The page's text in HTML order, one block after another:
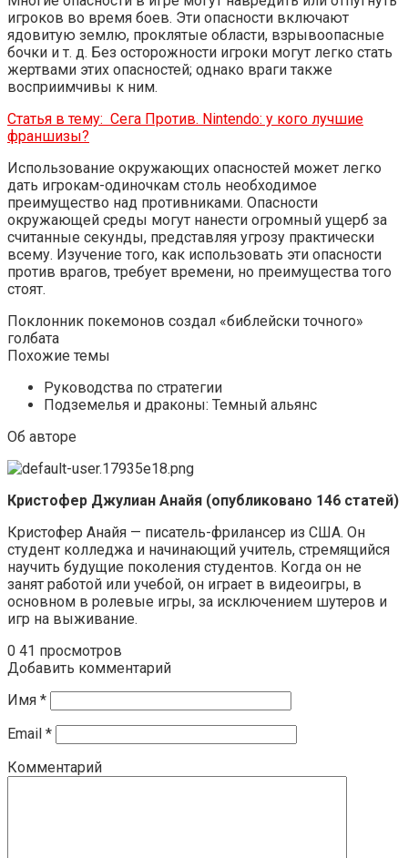
игроков во время боев. Эти опасности включают
ядовитую землю, проклятые области, взрывоопасные
бочки и т. д. Без осторожности игроки могут легко стать
жертвами этих опасностей; однако враги также
восприимчивы к ним.
Статья в тему: Сега Против. Nintendo: у кого лучшие
франшизы?
Использование окружающих опасностей может легко
дать игрокам-одиночкам столь необходимое
преимущество над противниками. Опасности
окружающей среды могут нанести огромный ущерб за
считанные секунды, представляя угрозу практически
всему. Изучение того, как использовать эти опасности
против врагов, требует времени, но преимущества того
стоят.
Поклонник покемонов создал «библейски точного»
голбата
Похожие темы
Руководства по стратегии
Подземелья и драконы: Темный альянс
Об авторе
Кристофер Джулиан Анайя (опубликовано 146 статей)
Кристофер Анайя — писатель-фрилансер из США. Он
студент колледжа и начинающий учитель, стремящийся
научить будущие поколения студентов. Когда он не
занят работой или учебой, он играет в видеоигры, в
основном в ролевые игры, за исключением шутеров и
игр на выживание.
0 41 просмотров
Добавить комментарий
Имя *
Email *
Комментарий